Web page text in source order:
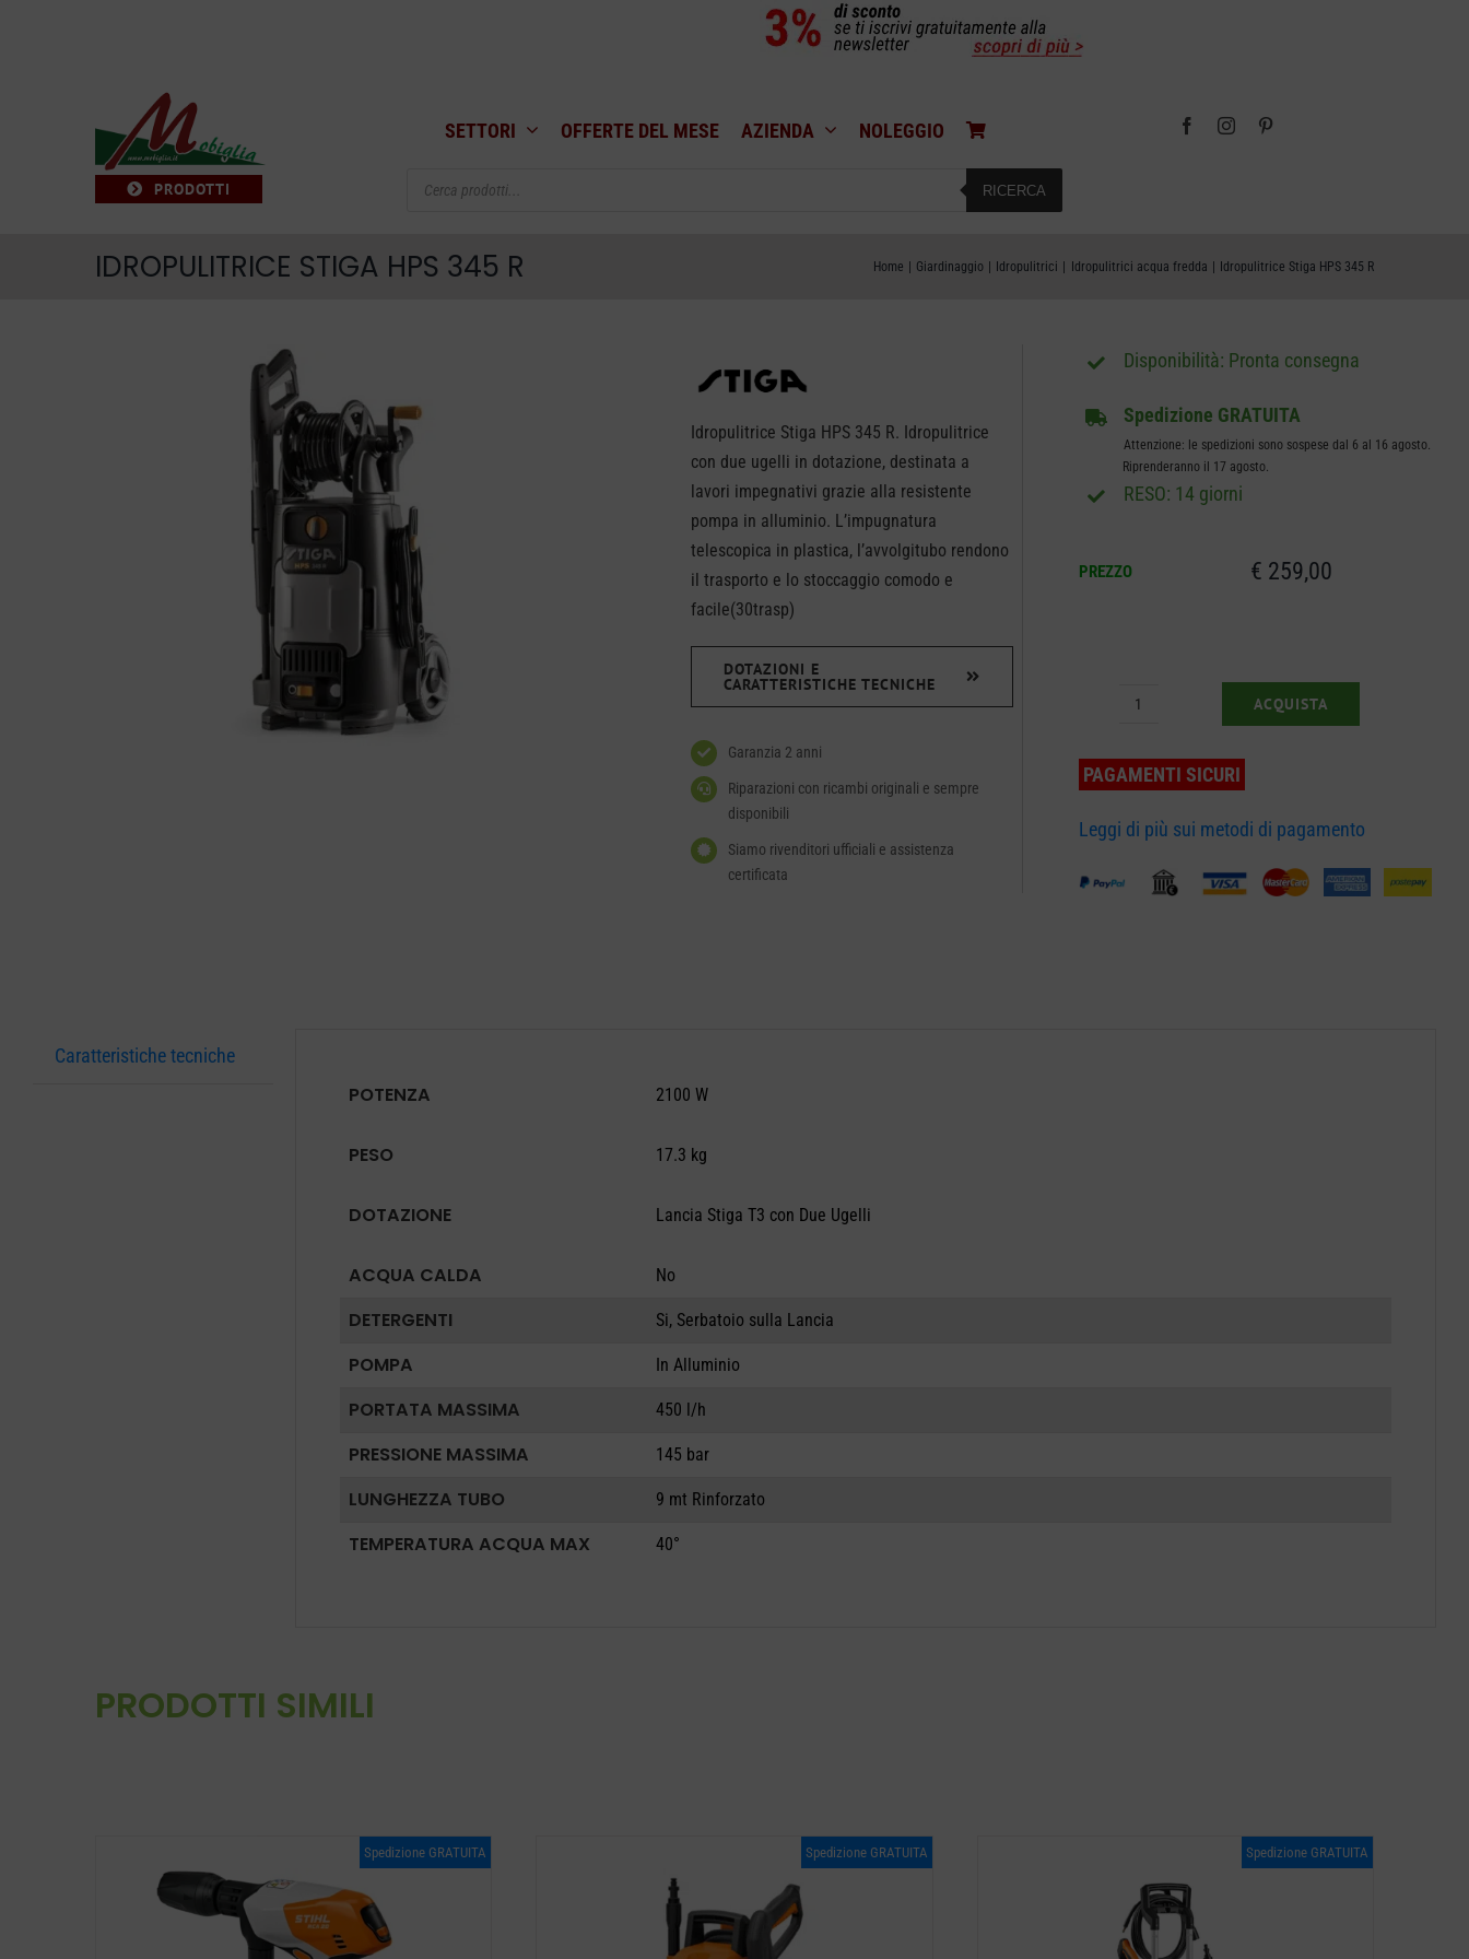
PRODOTTI
SETTORI OFFERTE DEL MESE AZIENDA NOLEGGIO
search
RICERCA
IDROPULITRICE STIGA HPS 345 R Home Giardinaggio Idropulitrici Idropulitrici acqua fredda Idropulitrice Stiga HPS 345 R
Idropulitrice Stiga HPS 345 R. Idropulitrice
con due ugelli in dotazione, destinata a
lavori impegnativi grazie alla resistente
pompa in alluminio. L’impugnatura
telescopica in plastica, l’avvolgitubo rendono
il trasporto e lo stoccaggio comodo e
facile(30trasp)
DOTAZIONI E
CARATTERISTICHE TECNICHE
Garanzia 2 anni
Riparazioni con ricambi originali e sempre
disponibili
Siamo rivenditori ufficiali e assistenza
certificata
Pronta consegna
Spedizione GRATUITA
Attenzione: le spedizioni sono sospese dal 6 al 16 agosto.
Riprenderanno il 17 agosto.
RESO: 14 giorni
PREZZO € 259,00
HPS
345
quantità
ACQUISTA
PAGAMENTI SICURI
Leggi di più sui metodi di pagamento
Caratteristiche tecniche
POTENZA 2100 W
PESO 17.3 kg
DOTAZIONE Lancia Stiga T3 con Due Ugelli
ACQUA CALDA No
DETERGENTI Si, Serbatoio sulla Lancia
POMPA In Alluminio
PORTATA MASSIMA 450 l/h
PRESSIONE MASSIMA 145 bar
LUNGHEZZA TUBO 9 mt Rinforzato
TEMPERATURA ACQUA MAX 40°
PRODOTTI SIMILI
Spedizione GRATUITA Spedizione GRATUITA Spedizione GRATUITA